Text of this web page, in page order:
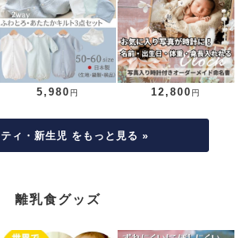
5,980 円 12,800 円
ィ・新生児 をもっと見る »
離乳食グッズ